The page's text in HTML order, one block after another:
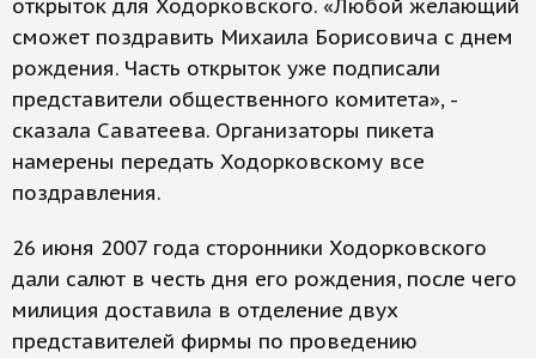
открыток для Ходорковского. «Любой желающий
сможет поздравить Михаила Борисовича с днем
рождения. Часть открыток уже подписали
представители общественного комитета», -
сказала Саватеева. Организаторы пикета
намерены передать Ходорковскому все
поздравления.
26 июня 2007 года сторонники Ходорковского
дали салют в честь дня его рождения, после чего
милиция доставила в отделение двух
представителей фирмы по проведению